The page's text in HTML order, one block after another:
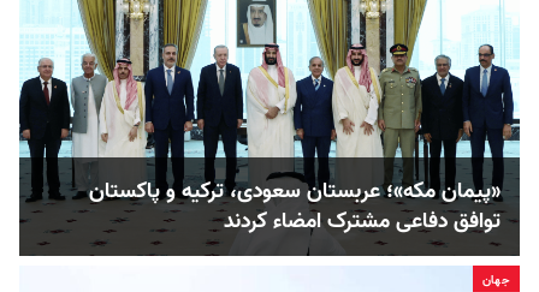
«پیمان مکه»؛ عربستان سعودی، ترکیه و پاکستان
توافق دفاعی مشترک امضاء کردند
جهان